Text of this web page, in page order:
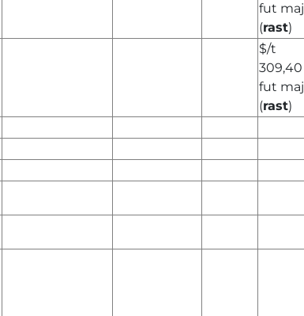
fut maj
(rast)
$/t
309,40
fut maj
(rast)